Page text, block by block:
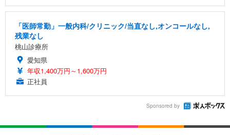
「医師常勤」一般内科/クリニック/当直なし,オンコールなし,
残業なし
桃山診療所
愛知県
年収1,400万円～1,600万円
正社員
Sponsored by